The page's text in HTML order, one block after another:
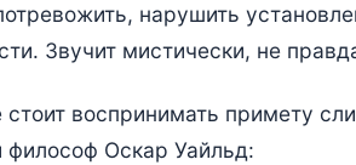
нарушить
Звучит мистически, не
стоит воспринимать примету
философ Оскар Уайльд: